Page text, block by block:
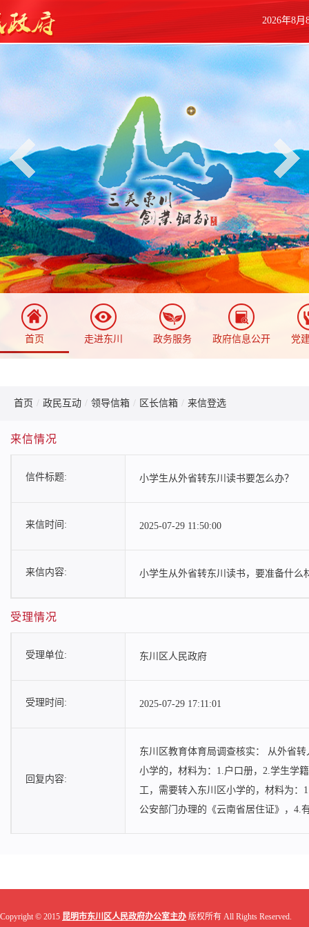
2026年8
首页 走进东川 政务服务 政府信息公开 党
首页 / 政民互动 / 领导信箱 / 区长信箱 / 来信登选
来信情况
信件标题: 小学生从外省转东川读书要怎么办？
来信时间: 2025-07-29 11:50:00
来信内容: 小学生从外省转东川读书，要准备什么
受理情况
受理单位: 东川区人民政府
受理时间: 2025-07-29 17:11:01
回复内容:
东川区教育体育局调查核实： 从外省
小学的，材料为：1.户口册，2.学生学
工，需要转入东川区小学的，材料为
公安部门办理的《云南省居住证》，4.
Copyright © 2015 昆明市东川区人民政府办公室主办 版权所有 All Rights Reserved.